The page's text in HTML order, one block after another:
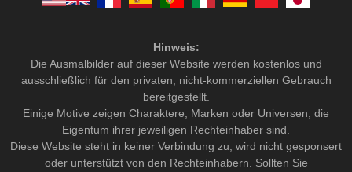
Hinweis:
Die Ausmalbilder auf dieser Website werden kostenlos und
ausschließlich für den privaten, nicht-kommerziellen Gebrauch
bereitgestellt.
Einige Motive zeigen Charaktere, Marken oder Universen, die
Eigentum ihrer jeweiligen Rechteinhaber sind.
Diese Website steht in keiner Verbindung zu, wird nicht gesponsert
oder unterstützt von den Rechteinhabern. Sollten Sie